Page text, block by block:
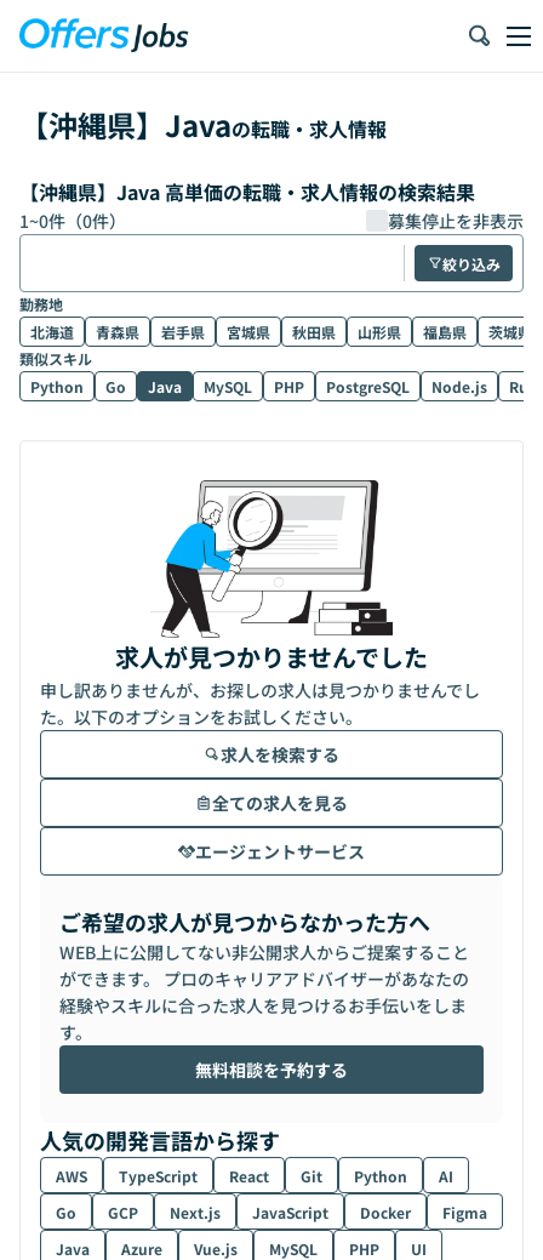
【沖縄県】 Javaの転職・求人情報
【沖縄県】Java 高単価の転職・求人情報の検索結果
1~0件（0件） 募集停止を非表示
絞り込み
勤務地
北海道
青森県 岩手県 宮城県 秋田県 山形県 福島県
茨城県
類似スキル
Python
Go Java MySQL PHP PostgreSQL Node.js
求人が見つかりませんでした
申し訳ありませんが、お探しの求人は見つかりませんでし
た。以下のオプションをお試しください。
求人を検索する
全ての求人を見る
エージェントサービス
ご希望の求人が見つからなかった方へ
WEB上に公開してない非公開求人からご提案すること
ができます。 プロのキャリアアドバイザーがあなたの
経験やスキルに合った求人を見つけるお手伝いをしま
す。
無料相談を予約する
人気の開発言語から探す
AWS TypeScript React Git Python
AI
Go
GCP Next.js JavaScript Docker
Figma
Java
Azure Vue.js MySQL PHP
UI